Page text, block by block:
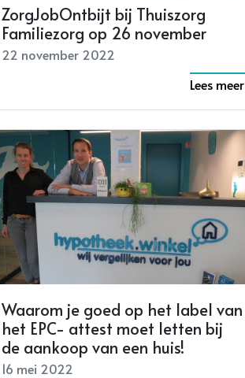
ZorgJobOntbijt bij Thuiszorg
Familiezorg op 26 november
22 november 2022
Lees meer
Waarom je goed op het label van
het EPC- attest moet letten bij
de aankoop van een huis!
16 mei 2022